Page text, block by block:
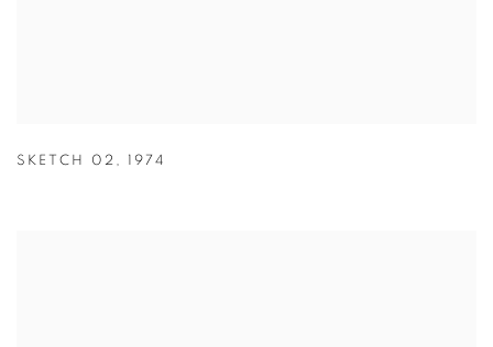
SKETCH 02 , 1974